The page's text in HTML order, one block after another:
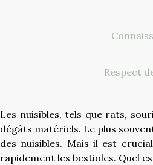
Respect
Les nuisibles, tels que rats,
dégâts matériels. Le plus
des nuisibles. Mais il est
rapidement les bestioles. Quel